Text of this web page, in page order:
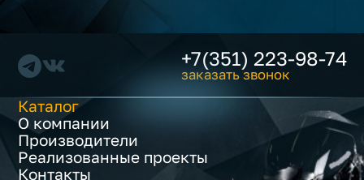
+7(351) 223-98-74
заказать звонок
Каталог
О компании
Производители
Реализованные проекты
Контакты